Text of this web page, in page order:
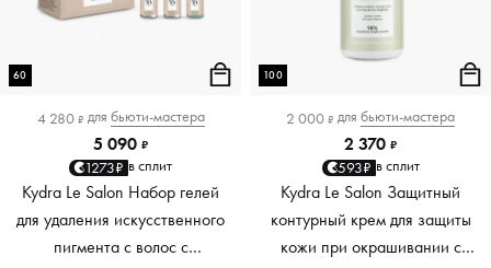
60
4 280 ₽ для бьюти-мастера
5 090 ₽
1273₽ в сплит
Kydra Le Salon Набор гелей
для удаления искусственного
пигмента с волос с
100
2 000 ₽ для бьюти-мастера
2 370 ₽
593₽ в сплит
Kydra Le Salon Защитный
контурный крем для защиты
кожи при окрашивании с